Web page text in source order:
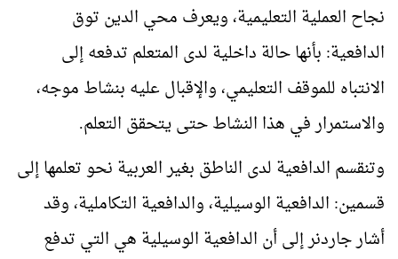
نجاح العملية التعليمية، ويعرف محي الدين توق
الدافعية: بأنها حالة داخلية لدى المتعلم تدفعه إلى
الانتباه للموقف التعليمي، والإقبال عليه بنشاط موجه،
والاستمرار في هذا النشاط حتى يتحقق التعلم.
وتنقسم الدافعية لدى الناطق بغير العربية نحو تعلمها إلى
قسمين: الدافعية الوسيلية، والدافعية التكاملية، وقد
أشار جاردنر إلى أن الدافعية الوسيلية هي التي تدفع